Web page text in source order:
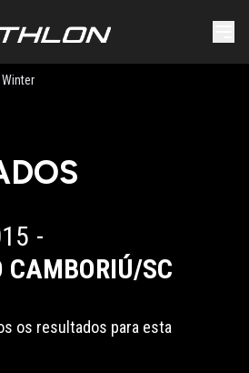
Winter
-
CAMBORIÚ/SC
os resultados para esta